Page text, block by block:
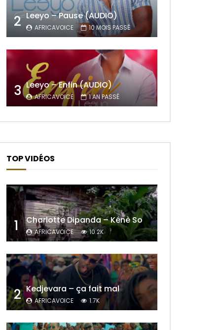
2 Leeyo – Pause (AUDIO)
AFRICAVOICE 10 MOIS PASSÉ
3 Leeyo – Enfin (AUDIO)
AFRICAVOICE 1 AN PASSÉ
TOP VIDÉOS
1 Charlotte Dipanda – Kénè So
AFRICAVOICE 10.2K
2 Kedjevara – ça fait mal
AFRICAVOICE 1.7K